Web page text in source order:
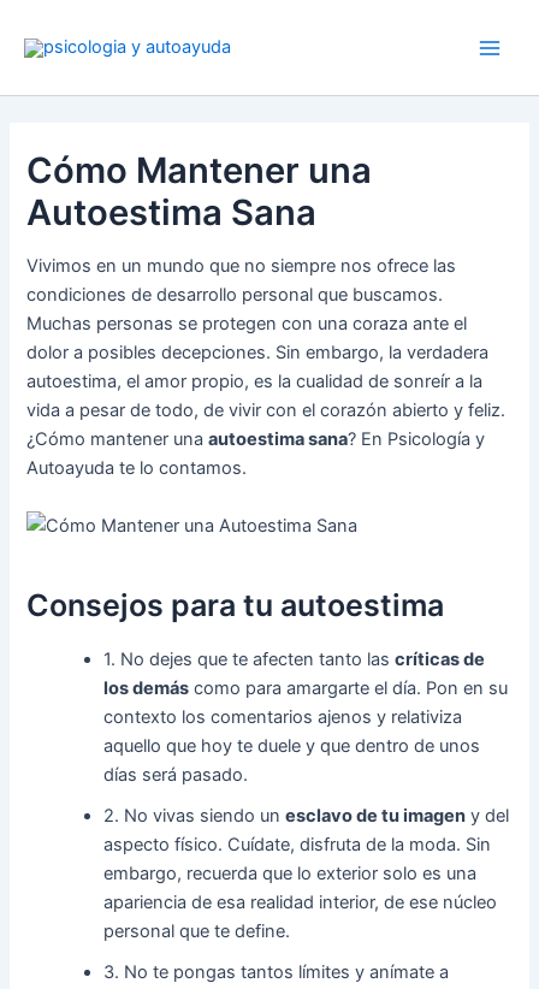
Cómo Mantener una
Autoestima Sana
Vivimos en un mundo que no siempre nos ofrece las
condiciones de desarrollo personal que buscamos.
Muchas personas se protegen con una coraza ante el
dolor a posibles decepciones. Sin embargo, la verdadera
autoestima, el amor propio, es la cualidad de sonreír a la
vida a pesar de todo, de vivir con el corazón abierto y feliz.
¿Cómo mantener unaautoestima sana? En Psicología y
Autoayuda te lo contamos.
Consejos para tu autoestima
1. No dejes que te afecten tanto lascríticas de
los demás como para amargarte el día. Pon en su
contexto los comentarios ajenos y relativiza
aquello que hoy te duele y que dentro de unos
días será pasado.
2. No vivas siendo unesclavo de tu imagen y del
aspecto físico. Cuídate, disfruta de la moda. Sin
embargo, recuerda que lo exterior solo es una
apariencia de esa realidad interior, de ese núcleo
personal que te define.
3. No te pongas tantos límites y anímate a